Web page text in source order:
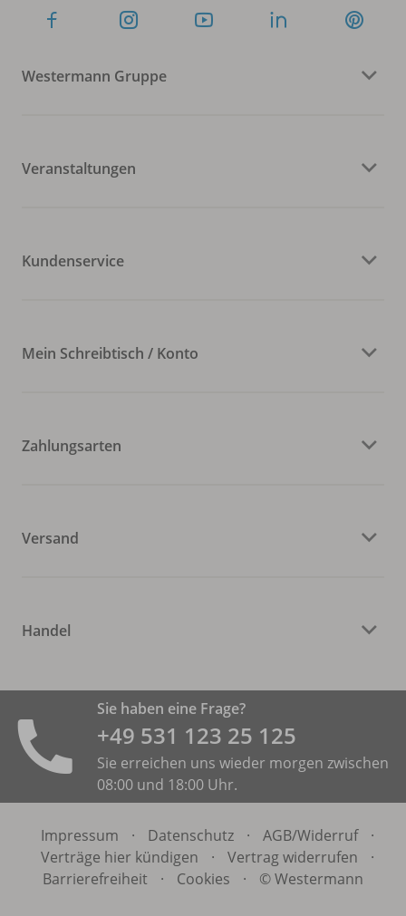
Westermann Gruppe
Veranstaltungen
Kundenservice
Mein Schreibtisch / Konto
Zahlungsarten
Versand
Handel
Sie haben eine Frage?
+49 531 ­123 25 125
Sie erreichen uns wieder morgen zwischen
08:00 und 18:00 Uhr.
Impressum · Datenschutz · AGB/Widerruf
·
Verträge hier kündigen
· Vertrag widerrufen
·
Barrierefreiheit
· Cookies · © Westermann